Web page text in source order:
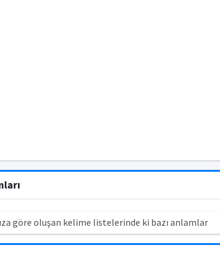
göre oluşan kelime listelerinde ki bazı anlamlar